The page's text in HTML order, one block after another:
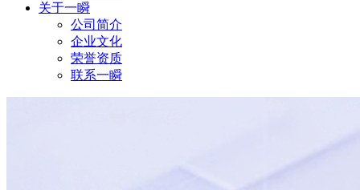
关于一瞬
公司简介
企业文化
荣誉资质
联系一瞬